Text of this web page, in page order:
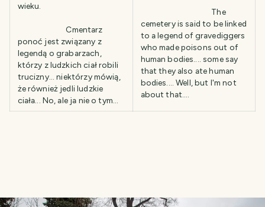
wieku.
Cmentarz
ponoć jest związany z
legendą o grabarzach,
którzy z ludzkich ciał robili
trucizny... niektórzy mówią,
że również jedli ludzkie
ciała... No, ale ja nie o tym...
The
cemetery is said to be linked
to a legend of gravediggers
who made poisons out of
human bodies.... some say
that they also ate human
bodies.... Well, but I'm not
about that....